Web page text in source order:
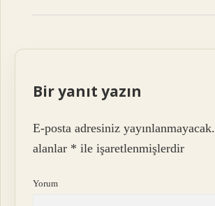
Bir yanıt yazın
E-posta adresiniz yayınlanmayacak.
alanlar * ile işaretlenmişlerdir
Yorum